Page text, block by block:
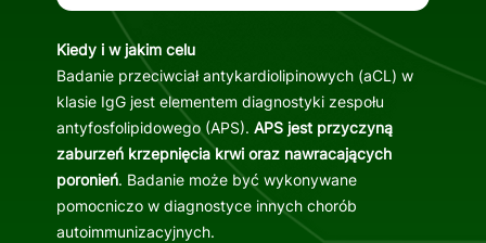
Kiedy i w jakim celu
Badanie przeciwciał antykardiolipinowych (aCL) w
klasie IgG jest elementem diagnostyki zespołu
antyfosfolipidowego (APS). APS jest przyczyną
zaburzeń krzepnięcia krwi oraz nawracających
poronień. Badanie może być wykonywane
pomocniczo w diagnostyce innych chorób
autoimmunizacyjnych.